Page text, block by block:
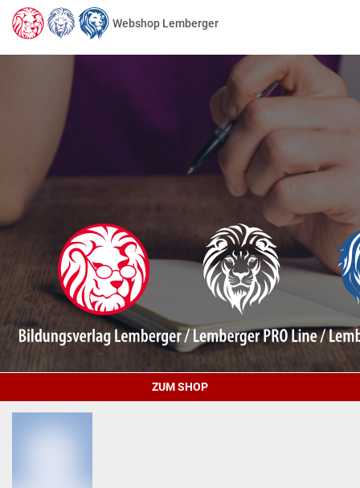
Webshop Lemberger
ZUM SHOP